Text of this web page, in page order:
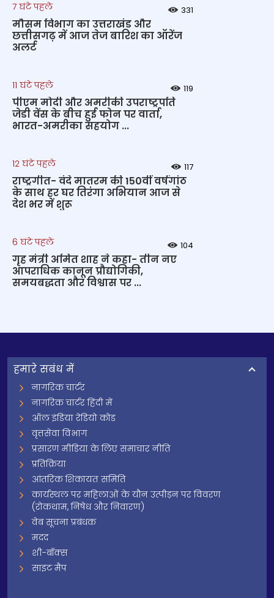
7 घंटे पहले 331
मौसम विभाग का उत्तराखंड और
छत्तीसगढ़ में आज तेज बारिश का ऑरेंज
अलर्ट
11 घंटे पहले 119
पीएम मोदी और अमरीकी उपराष्ट्रपति
जेडी वेंस के बीच हुई फोन पर वार्ता,
भारत-अमरीका सहयोग ...
12 घंटे पहले 117
राष्ट्रगीत- वंदे मातरम की 150वीं वर्षगांठ
के साथ हर घर तिरंगा अभियान आज से
देश भर में शुरू
6 घंटे पहले 104
गृह मंत्री अमित शाह ने कहा- तीन नए
आपराधिक कानून प्रौद्योगिकी,
समयबद्धता और विश्वास पर ...
हमारे सबंध में
नागरिक चार्टर
नागरिक चार्टर हिंदी में
ऑल इंडिया रेडियो कोड
वृत्तसेवा विभाग
प्रसारण मीडिया के लिए समाचार नीति
प्रतिक्रिया
आंतरिक शिकायत समिति
कार्यस्थल पर महिलाओं के यौन उत्पीड़न पर विवरण
(रोकथाम, निषेध और निवारण)
वेब सूचना प्रबंधक
मदद
शी-बॉक्स
साइट मैप